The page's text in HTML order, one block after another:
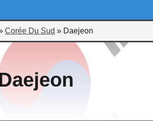
Corée Du Sud » Daejeon